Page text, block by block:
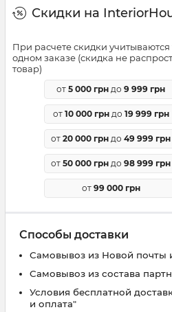
Скидки на
При расчете скидки
одном заказе (скидка не
товар)
от 5 000 грн до 9 999 грн
от 10 000 грндо 19 999 грн
от 20 000 грн до 49 999 грн
от 50 000 грн до 98 999 грн
от 99 000 грн
Способы доставки
Самовывоз из Новой почты
Самовывоз из состава
Условия бесплатной
и оплата"